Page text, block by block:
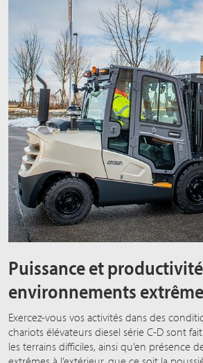
Puissance et
environnements
Exercez-vous vos activités dans des
chariots élévateurs diesel série C-D sont
les terrains difficiles, ainsi qu’en présence